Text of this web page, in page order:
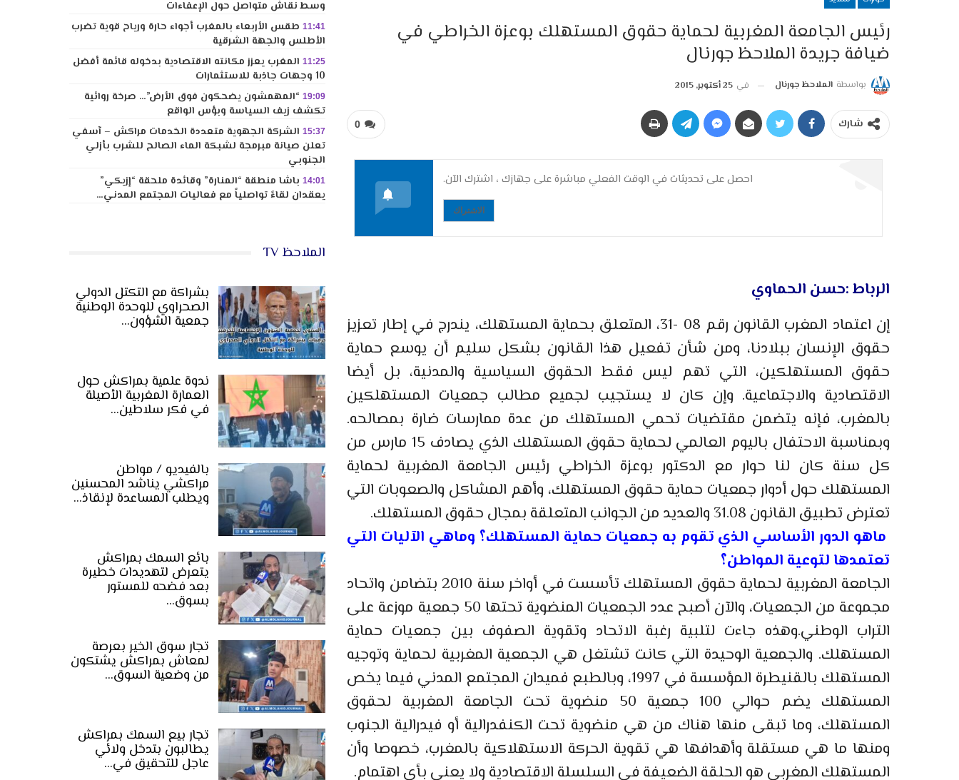
رئيس الجامعة المغربية لحماية حقوق المستهلك بوعزة الخراطي في
ضيافة جريدة الملاحظ جورنال
بواسطة الملاحظ جورنال في 25 أكتوبر, 2015
0 شارك
احصل على تحديثات في الوقت الفعلي مباشرة على جهازك ، اشترك الآن.
الاشتراك
الرباط :حسن الحماوي
إن اعتماد المغرب القانون رقم 08 -31، المتعلق بحماية المستهلك، يندرج في إطار تعزيز
حقوق الإنسان ببلادنا، ومن شأن تفعيل هذا القانون بشكل سليم أن يوسع حماية
حقوق المستهلكين، التي تهم ليس فقط الحقوق السياسية والمدنية، بل أيضا
الاقتصادية والاجتماعية. وإن كان لا يستجيب لجميع مطالب جمعيات المستهلكين
بالمغرب، فإنه يتضمن مقتضيات تحمي المستهلك من عدة ممارسات ضارة بمصالحه.
وبمناسبة الاحتفال باليوم العالمي لحماية حقوق المستهلك الذي يصادف 15 مارس من
كل سنة كان لنا حوار مع الدكتور بوعزة الخراطي رئيس الجامعة المغربية لحماية
المستهلك حول أدوار جمعيات حماية حقوق المستهلك، وأهم المشاكل والصعوبات التي
تعترض تطبيق القانون 31.08 والعديد من الجوانب المتعلقة بمجال حقوق المستهلك.
ماهو الدور الأساسي الذي تقوم به جمعيات حماية المستهلك؟ وماهي الآليات التي
تعتمدها لتوعية المواطن؟
الجامعة المغربية لحماية حقوق المستهلك تأسست في أواخر سنة 2010 بتضامن واتحاد
مجموعة من الجمعيات، والآن أصبح عدد الجمعيات المنضوية تحتها 50 جمعية موزعة على
التراب الوطني.وهذه جاءت لتلبية رغبة الاتحاد وتقوية الصفوف بين جمعيات حماية
المستهلك. والجمعية الوحيدة التي كانت تشتغل هي الجمعية المغربية لحماية وتوجيه
المستهلك بالقنيطرة المؤسسة في 1997، وبالطبع فميدان المجتمع المدني فيما يخص
المستهلك يضم حوالي 100 جمعية 50 منضوية تحت الجامعة المغربية لحقوق
المستهلك، وما تبقى منها هناك من هي منضوية تحت الكنفدرالية أو فيدرالية الجنوب
ومنها ما هي مستقلة وأهدافها هي تقوية الحركة الاستهلاكية بالمغرب، خصوصا وأن
المستهلك المغربي هو الحلقة الضعيفة في السلسلة الاقتصادية ولا يعنى بأي اهتمام.
وسط نقاش متواصل حول الإعفاءات
11:41 طقس الأربعاء بالمغرب أجواء حارة ورياح قوية تضرب
الأطلس والجهة الشرقية
11:25 المغرب يعزز مكانته الاقتصادية بدخوله قائمة أفضل
10 وجهات جاذبة للاستثمارات
19:09 “المهمشون يضحكون فوق الأرض”… صرخة روائية
تكشف زيف السياسة وبؤس الواقع
15:37 الشركة الجهوية متعددة الخدمات مراكش – آسفي
تعلن صيانة مبرمجة لشبكة الماء الصالح للشرب بأزلي
الجنوبي
14:01 باشا منطقة “المنارة” وقائدة ملحقة “إزيكي”
يعقدان لقاءً تواصلياً مع فعاليات المجتمع المدني…
الملاحظ TV
بشراكة مع التكتل الدولي
الصحراوي للوحدة الوطنية
جمعية الشؤون…
ندوة علمية بمراكش حول
العمارة المغربية الأصيلة
في فكر سلاطين…
بالفيديو / مواطن
مراكشي يناشد المحسنين
ويطلب المساعدة لإنقاذ…
بائع السمك بمراكش
يتعرض لتهديدات خطيرة
بعد فضحه للمستور
بسوق…
تجار سوق الخير بعرصة
لمعاش بمراكش يشتكون
من وضعية السوق…
تجار بيع السمك بمراكش
يطالبون بتدخل ولائي
عاجل للتحقيق في…